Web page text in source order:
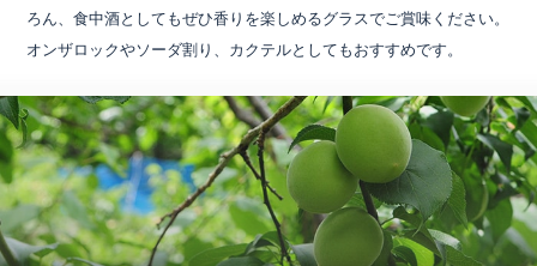
ろん、食中酒としてもぜひ香りを楽しめるグラスでご賞味ください。
オンザロックやソーダ割り、カクテルとしてもおすすめです。